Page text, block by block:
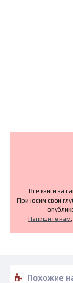
Все книги на
Приносим свои
Напишите нам
Похожие на "Искушение